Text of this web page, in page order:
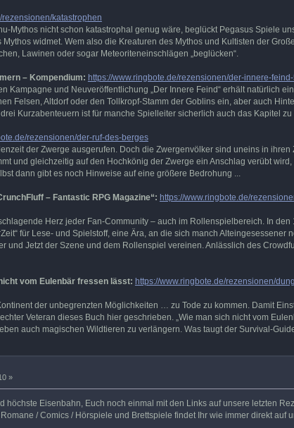
rezensionen/katastrophen
Mythos nicht schon katastrophal genug wäre, beglückt Pegasus Spiele
widmet. Wem also die Kreaturen des Mythos und Kultisten der
Lawinen oder sogar Meteoriteneinschlägen „beglücken“.
– Kompendium: https://www.ringbote.de/rezensionen/der-innere-
Kampagne und Neuveröffentlichung „Der Innere Feind“ erhält natürlich
Felsen, Altdorf oder den Tollkropf-Stamm der Goblins ein, aber auch
Kurzabenteuern ist für manche Spielleiter sicherlich auch das Kapitel
rezensionen/der-ruf-des-berges
der Zwerge ausgerufen. Doch die Zwergenvölker sind uneins in
und gleichzeitig auf den Hochkönig der Zwerge ein Anschlag verübt
dann gibt es noch Hinweise auf eine größere Bedrohung ...
– Fantastic RPG Magazine“: https://www.ringbote.de/
Herz jeder Fan-Community – auch im Rollenspielbereich. In
für Lese- und Spielstoff, eine Ära, an die sich manch
und Jetzt der Szene und dem Rollenspiel vereinen. Anlässlich des
vom Eulenbär fressen lässt: https://www.ringbote.de/rezensionen/
der unbegrenzten Möglichkeiten … zu Tode zu kommen. Damit
Veteran dieses Buch hier geschrieben. „Wie man sich nicht vom
auch magischen Wildtieren zu verlängern. Was taugt der Survival-
»
höchste Eisenbahn, Euch noch einmal mit den Links auf unsere letzten
/ Comics / Hörspiele und Brettspiele findet Ihr wie immer direkt auf